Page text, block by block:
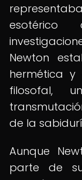
esotérico
Newton
hermética
filosofal,
de la
Aunque
parte de